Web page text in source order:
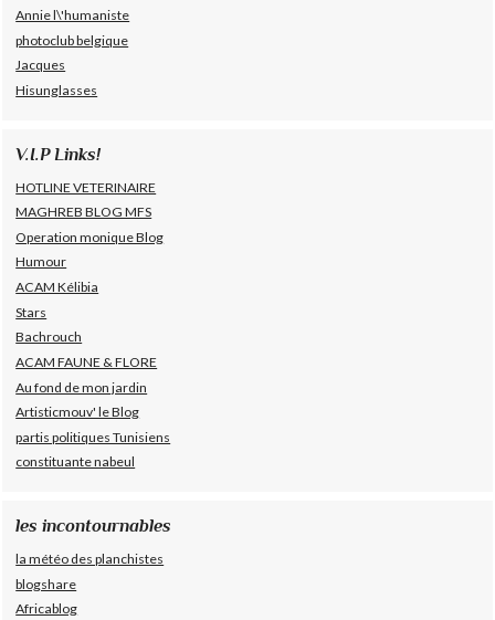
Annie l\'humaniste
photoclub belgique
Jacques
Hisunglasses
V.I.P Links!
HOTLINE VETERINAIRE
MAGHREB BLOG MFS
Operation monique Blog
Humour
ACAM Kélibia
Stars
Bachrouch
ACAM FAUNE & FLORE
Au fond de mon jardin
Artisticmouv' le Blog
partis politiques Tunisiens
constituante nabeul
les incontournables
la météo des planchistes
blogshare
Africablog